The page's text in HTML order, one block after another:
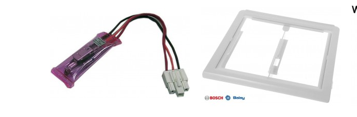
ASPES, CAV205 928020561
ASPES, CAV30001 928020348
ASPES, CAV3000 928020268
ASPES, CAV3005 928020446
ASPES, CAV300 928020231
ASPES, CAV305 928020570
ASPES, FAC2300 924020114
EDESA, 1CV135 928270791